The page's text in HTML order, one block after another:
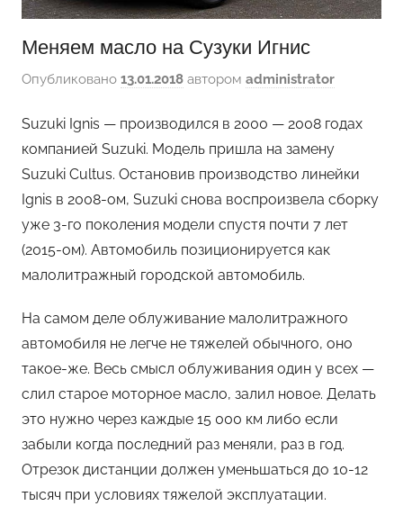
Меняем масло на Сузуки Игнис
Опубликовано 13.01.2018 автором administrator
Suzuki Ignis — производился в 2000 — 2008 годах
компанией Suzuki. Модель пришла на замену
Suzuki Cultus. Остановив производство линейки
Ignis в 2008-ом, Suzuki снова воспроизвела сборку
уже 3-го поколения модели спустя почти 7 лет
(2015-ом). Автомобиль позиционируется как
малолитражный городской автомобиль.
На самом деле облуживание малолитражного
автомобиля не легче не тяжелей обычного, оно
такое-же. Весь смысл облуживания один у всех —
слил старое моторное масло, залил новое. Делать
это нужно через каждые 15 000 км либо если
забыли когда последний раз меняли, раз в год.
Отрезок дистанции должен уменьшаться до 10-12
тысяч при условиях тяжелой эксплуатации.